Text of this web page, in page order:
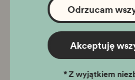
Odrzucam
Akceptuję
*Z wyjątkiem